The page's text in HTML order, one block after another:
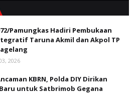
Pamungkas Hadiri Pembukaan
Taruna Akmil dan Akpol TP
2026
KBRN, Polda DIY Dirikan
untuk Satbrimob Gegana